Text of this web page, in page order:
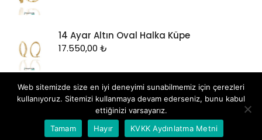
14 Ayar Altın Oval Halka Küpe
17.550,00 ₺
Tüm hakları saklıdır Dizayn: byHedza Ajans.
Whatsapp İletişim
Web sitemizde size en iyi deneyimi sunabilmemiz için çerezleri
kullanıyoruz. Sitemizi kullanmaya devam ederseniz, bunu kabul
ettiğinizi varsayarız.
Tamam
Hayır KVKK Aydınlatma Metni